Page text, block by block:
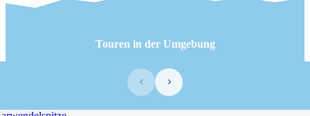
Touren in der Umgebung
‹ ›